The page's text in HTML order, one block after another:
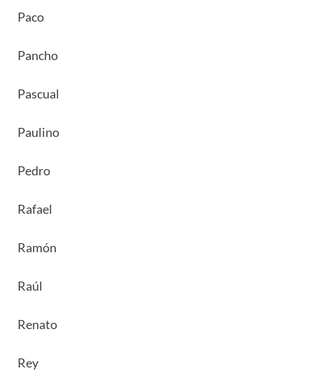
Paco
Pancho
Pascual
Paulino
Pedro
Rafael
Ramón
Raúl
Renato
Rey